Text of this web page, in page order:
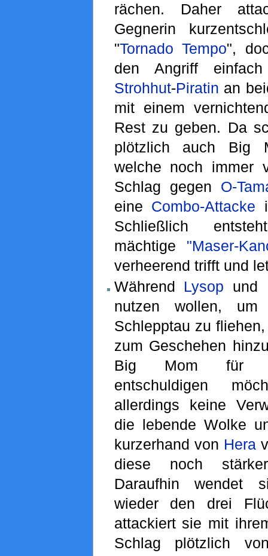
rächen. Daher
Gegnerin
"Tornado Tempo",
den Angriff
Strohhut-Piratin an
mit einem
Rest zu geben. Da
plötzlich auch Big
welche noch immer
Schlag gegen O-
eine Combo-Attacke
Schließlich
mächtige "Maser-
verheerend trifft und
Während Lysop und
nutzen wollen,
Schlepptau zu
zum Geschehen
Big Mom für
entschuldigen
allerdings keine
die lebende Wolke
kurzerhand von Hera
diese noch
Daraufhin
wieder den drei
attackiert sie mit
Schlag plötzlich